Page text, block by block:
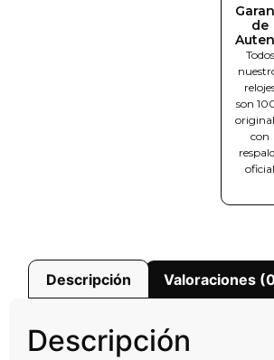
de
Todos
son
con
oficial
Descripción Valoraciones
Descripción